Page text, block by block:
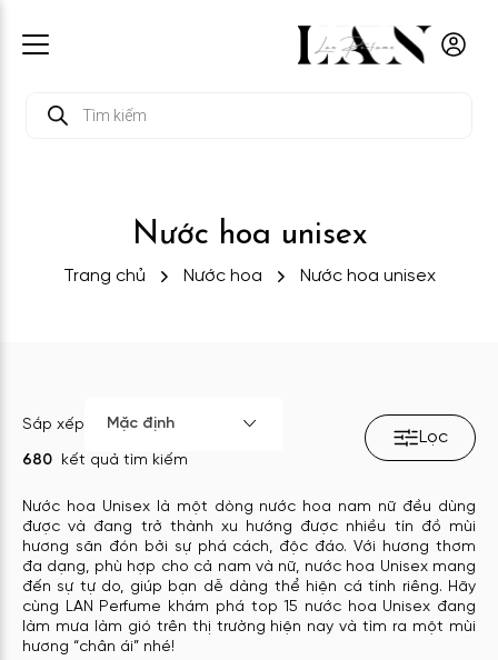
kiếm
Nước hoa unisex
Trang chủ Nước hoa Nước hoa unisex
Lọc
Sắp xếp Mặc định
680 kết quả tìm kiếm
Nước hoa Unisexlà một dòng nước hoa nam nữ đều dùng
được và đang trở thành xu hướng được nhiều tín đồ mùi
hương săn đón bởi sự phá cách, độc đáo. Với hương thơm
đa dạng, phù hợp cho cả nam và nữ, nước hoa Unisex mang
đến sự tự do, giúp bạn dễ dàng thể hiện cá tính riêng. Hãy
cùng LAN Perfume khám phá top 15 nước hoa Unisex đang
làm mưa làm gió trên thị trường hiện nay và tìm ra một mùi
hương “chân ái” nhé!